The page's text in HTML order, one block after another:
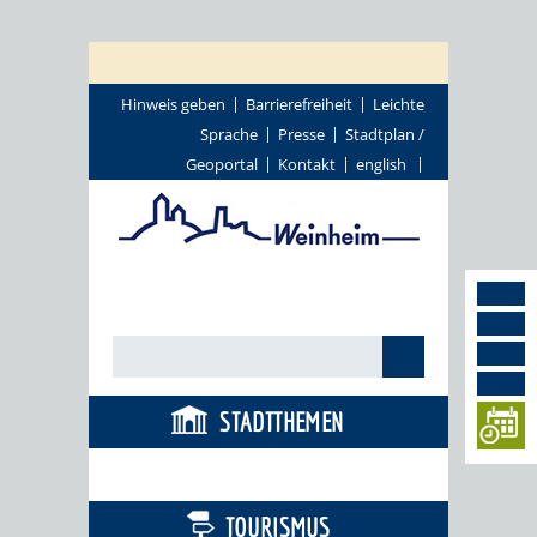
Hinweis geben Barrierefreiheit
Leichte
Sprache
Presse
Stadtplan /
Geoportal
Kontakt english
STADTTHEMEN
TOURISMUS